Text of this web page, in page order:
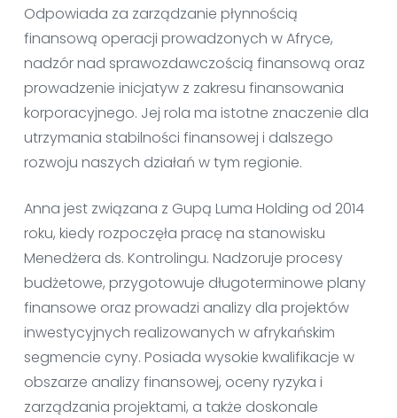
Odpowiada za zarządzanie płynnością
finansową operacji prowadzonych w Afryce,
nadzór nad sprawozdawczością finansową oraz
prowadzenie inicjatyw z zakresu finansowania
korporacyjnego. Jej rola ma istotne znaczenie dla
utrzymania stabilności finansowej i dalszego
rozwoju naszych działań w tym regionie.
Anna jest związana z Gupą Luma Holding od 2014
roku, kiedy rozpoczęła pracę na stanowisku
Menedżera ds. Kontrolingu. Nadzoruje procesy
budżetowe, przygotowuje długoterminowe plany
finansowe oraz prowadzi analizy dla projektów
inwestycyjnych realizowanych w afrykańskim
segmencie cyny. Posiada wysokie kwalifikacje w
obszarze analizy finansowej, oceny ryzyka i
zarządzania projektami, a także doskonale